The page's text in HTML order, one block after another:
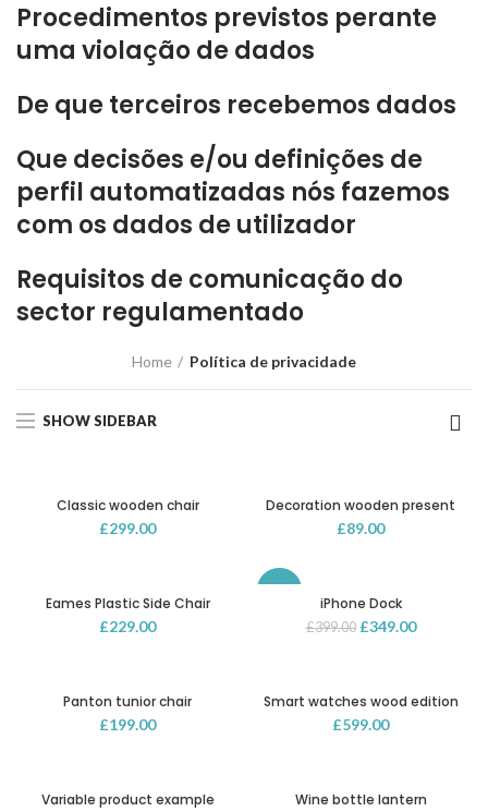
Procedimentos previstos perante
uma violação de dados
De que terceiros recebemos dados
Que decisões e/ou definições de
perfil automatizadas nós fazemos
com os dados de utilizador
Requisitos de comunicação do
sector regulamentado
Home Política de privacidade
SHOW SIDEBAR
Classic wooden chair
£299.00
Decoration wooden present
£89.00
Eames Plastic Side Chair
£229.00
iPhone Dock
£399.00 £349.00
Panton tunior chair
£199.00
Smart watches wood edition
£599.00
Variable product example
Wine bottle lantern